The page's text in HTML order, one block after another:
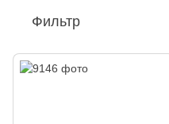
Фильтр